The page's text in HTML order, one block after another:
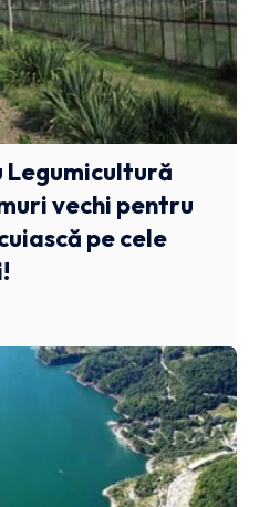
vechi pentru
pe cele